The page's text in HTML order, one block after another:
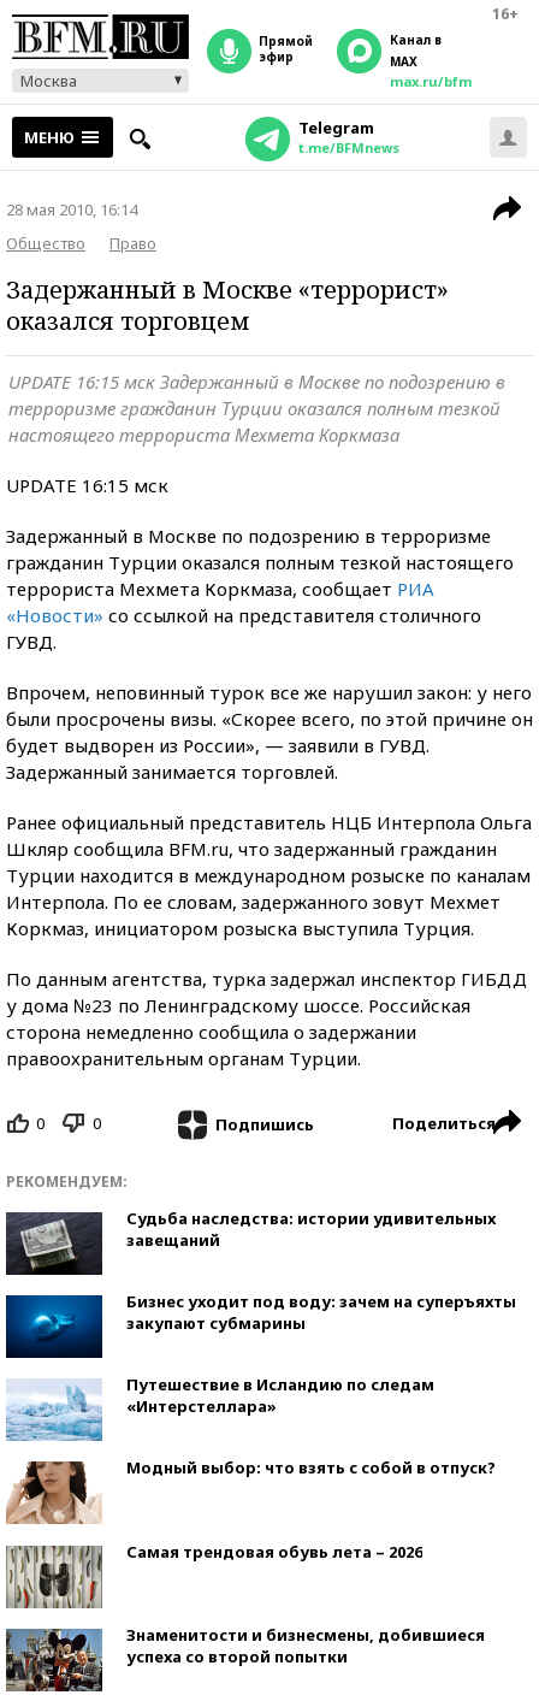
16+
Москва
прямой
эфир
Канал в
MAX
max.ru/bfm
МЕНЮ Telegram
t.me/BFMnews
28 мая 2010, 16:14
Общество
Право
Задержанный в Москве «террорист»
оказался торговцем
UPDATE 16:15 мск Задержанный в Москве по подозрению в
терроризме гражданин Турции оказался полным тезкой
настоящего террориста Мехмета Коркмаза
UPDATE 16:15 мск
Задержанный в Москве по подозрению в терроризме
гражданин Турции оказался полным тезкой настоящего
террориста Мехмета Коркмаза, сообщает РИА
«Новости» со ссылкой на представителя столичного
ГУВД.
Впрочем, неповинный турок все же нарушил закон: у него
были просрочены визы. «Скорее всего, по этой причине он
будет выдворен из России», — заявили в ГУВД.
Задержанный занимается торговлей.
Ранее официальный представитель НЦБ Интерпола Ольга
Шкляр сообщила BFM.ru, что задержанный гражданин
Турции находится в международном розыске по каналам
Интерпола. По ее словам, задержанного зовут Мехмет
Коркмаз, инициатором розыска выступила Турция.
По данным агентства, турка задержал инспектор ГИБДД
у дома №23 по Ленинградскому шоссе. Российская
сторона немедленно сообщила о задержании
правоохранительным органам Турции.
0 0 Подпишись Поделиться
РЕКОМЕНДУЕМ:
Судьба наследства: истории удивительных
завещаний
Бизнес уходит под воду: зачем на суперъяхты
закупают субмарины
Путешествие в Исландию по следам
«Интерстеллара»
Модный выбор: что взять с собой в отпуск?
Самая трендовая обувь лета – 2026
Знаменитости и бизнесмены, добившиеся
успеха со второй попытки